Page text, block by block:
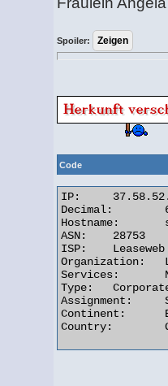
Spoiler:
Code
IP:	37.58.52.106
Decimal:	624571498
Hostname:	secured-by.zenmate.com
ASN:	28753
ISP:	Leaseweb Deutschland GmbH
Organization:	Leaseweb Deutschland GmbH
Services:	Network sharing device or proxy server
Type:	Corporate
Assignment:	Static IP
Continent:	Europe
Country:	Germany